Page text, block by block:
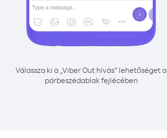
Válassza ki a „Viber Out hívás” lehetőséget a
párbeszédablak fejlécében